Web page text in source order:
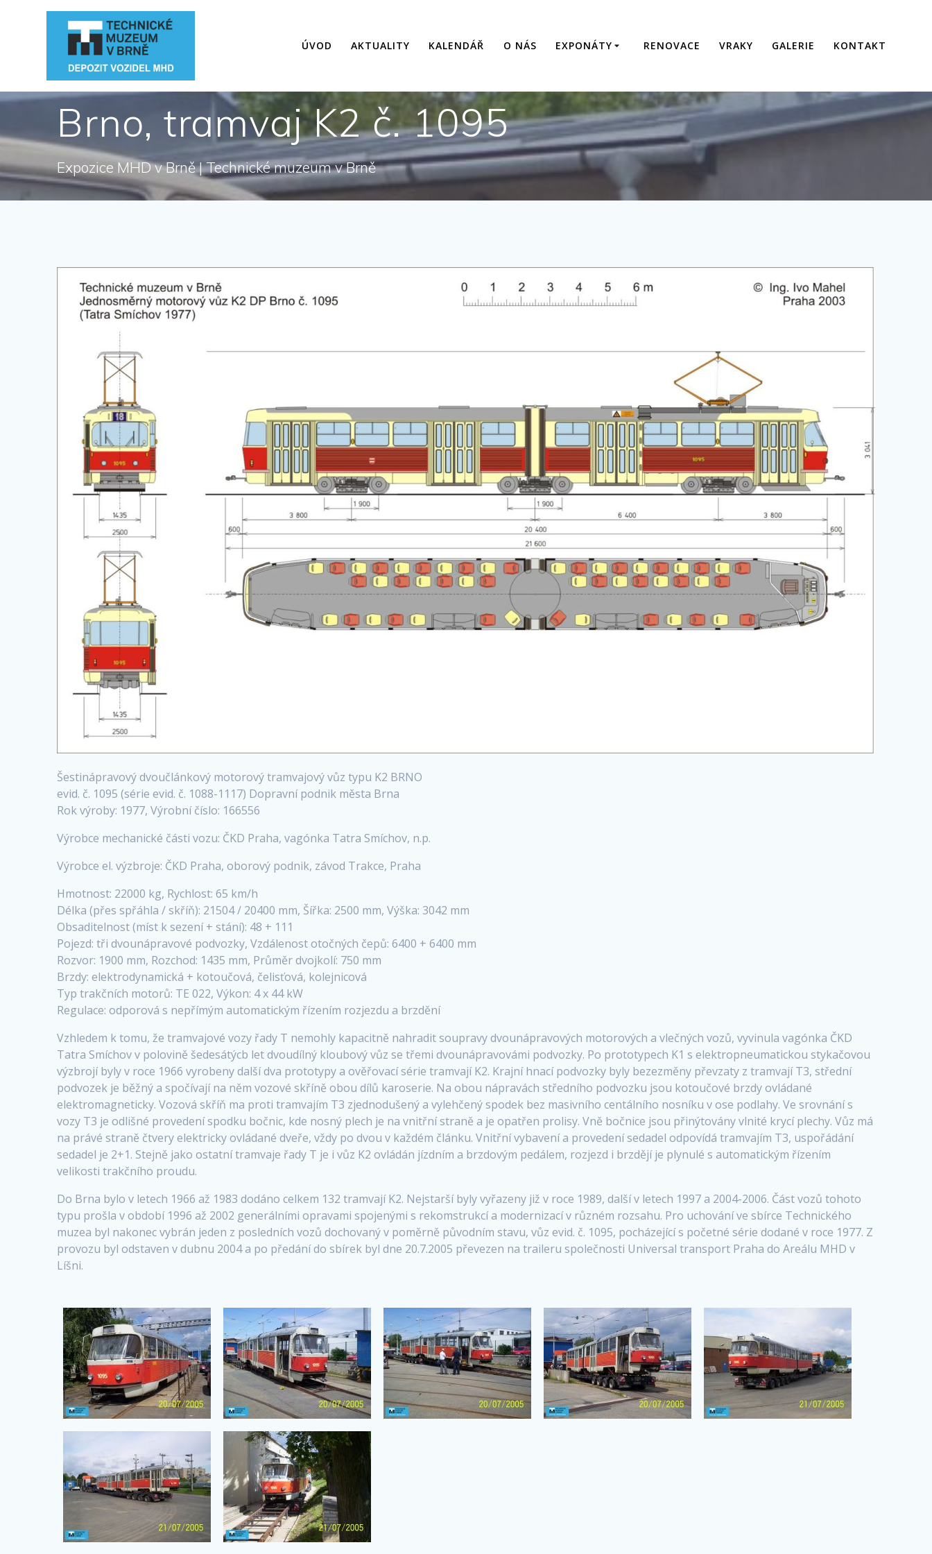
Přeskočit
ÚVOD AKTUALITY KALENDÁŘ O NÁS EXPONÁTY RENOVACE VRAKY GALERIE KONTAKT
Brno, tramvaj K2 č. 1095
Expozice MHD v Brně | Technické muzeum v Brně
Šestinápravový dvoučlánkový motorový tramvajový vůz typu K2 BRNO
evid. č. 1095 (série evid. č. 1088-1117) Dopravní podnik města Brna
Rok výroby: 1977, Výrobní číslo: 166556
Výrobce mechanické části vozu: ČKD Praha, vagónka Tatra Smíchov, n.p.
Výrobce el. výzbroje: ČKD Praha, oborový podnik, závod Trakce, Praha
Hmotnost: 22000 kg, Rychlost: 65 km/h
Délka (přes spřáhla / skříň): 21504 / 20400 mm, Šířka: 2500 mm, Výška: 3042 mm
Obsaditelnost (míst k sezení + stání): 48 + 111
Pojezd: tři dvounápravové podvozky, Vzdálenost otočných čepů: 6400 + 6400 mm
Rozvor: 1900 mm, Rozchod: 1435 mm, Průměr dvojkolí: 750 mm
Brzdy: elektrodynamická + kotoučová, čelisťová, kolejnicová
Typ trakčních motorů: TE 022, Výkon: 4 x 44 kW
Regulace: odporová s nepřímým automatickým řízením rozjezdu a brzdění
Vzhledem k tomu, že tramvajové vozy řady T nemohly kapacitně nahradit soupravy dvounápravových motorových a vlečných vozů, vyvinula vagónka ČKD
Tatra Smíchov v polovině šedesátýcb let dvoudílný kloubový vůz se třemi dvounápravovámi podvozky. Po prototypech K1 s elektropneumatickou stykačovou
výzbrojí byly v roce 1966 vyrobeny další dva prototypy a ověřovací série tramvají K2. Krajní hnací podvozky byly bezezměny převzaty z tramvají T3, střední
podvozek je běžný a spočívají na něm vozové skříně obou dílů karoserie. Na obou nápravách středního podvozku jsou kotoučové brzdy ovládané
elektromagneticky. Vozová skříň ma proti tramvajím T3 zjednodušený a vylehčený spodek bez masivního centálního nosníku v ose podlahy. Ve srovnání s
vozy T3 je odlišné provedení spodku bočnic, kde nosný plech je na vnitřní straně a je opatřen prolisy. Vně bočnice jsou přinýtovány vlnité krycí plechy. Vůz má
na právé straně čtvery elektricky ovládané dveře, vždy po dvou v každém článku. Vnitřní vybavení a provedení sedadel odpovídá tramvajím T3, uspořádání
sedadel je 2+1. Stejně jako ostatní tramvaje řady T je i vůz K2 ovládán jízdním a brzdovým pedálem, rozjezd i brzdějí je plynulé s automatickým řízením
velikosti trakčního proudu.
Do Brna bylo v letech 1966 až 1983 dodáno celkem 132 tramvají K2. Nejstarší byly vyřazeny již v roce 1989, další v letech 1997 a 2004-2006. Část vozů tohoto
typu prošla v období 1996 až 2002 generálními opravami spojenými s rekomstrukcí a modernizací v různém rozsahu. Pro uchování ve sbírce Technického
muzea byl nakonec vybrán jeden z posledních vozů dochovaný v poměrně původním stavu, vůz evid. č. 1095, pocházející s početné série dodané v roce 1977. Z
provozu byl odstaven v dubnu 2004 a po předání do sbírek byl dne 20.7.2005 převezen na traileru společnosti Universal transport Praha do Areálu MHD v
Líšni.